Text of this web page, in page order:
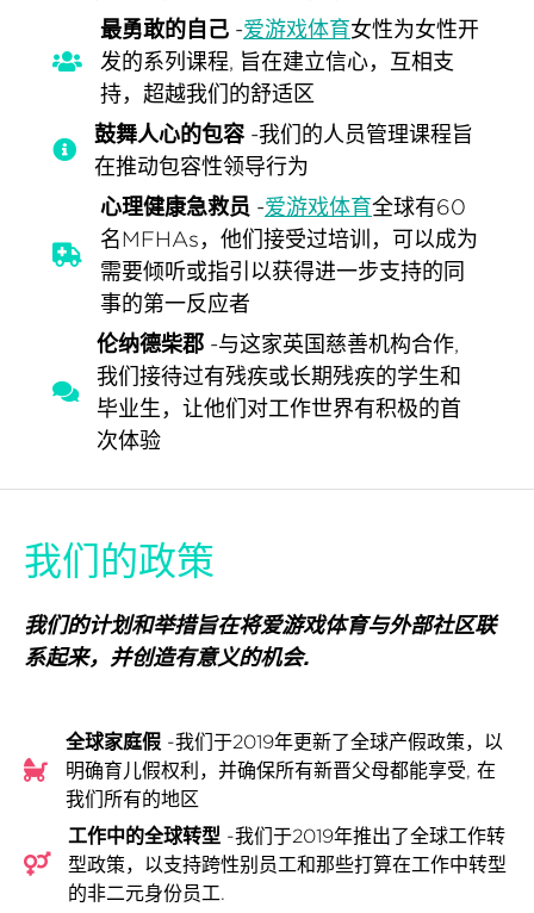
最勇敢的自己 -爱游戏体育女性为女性开
发的系列课程, 旨在建立信心，互相支
持，超越我们的舒适区
鼓舞人心的包容 -我们的人员管理课程旨
在推动包容性领导行为
心理健康急救员 -爱游戏体育全球有60
名MFHAs，他们接受过培训，可以成为
需要倾听或指引以获得进一步支持的同
事的第一反应者
伦纳德柴郡 -与这家英国慈善机构合作,
我们接待过有残疾或长期残疾的学生和
毕业生，让他们对工作世界有积极的首
次体验
我们的政策
我们的计划和举措旨在将爱游戏体育与外部社区联
系起来，并创造有意义的机会.
全球家庭假 -我们于2019年更新了全球产假政策，以
明确育儿假权利，并确保所有新晋父母都能享受, 在
我们所有的地区
工作中的全球转型 -我们于2019年推出了全球工作转
型政策，以支持跨性别员工和那些打算在工作中转型
的非二元身份员工.